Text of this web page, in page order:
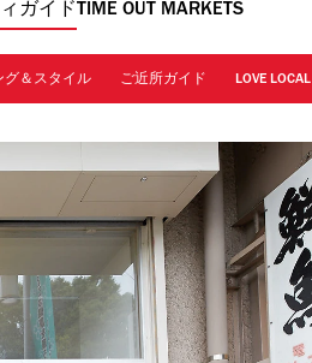
ガイド TIME OUT MARKETS
グ＆スタイル ご近所ガイド LOVE LOCAL